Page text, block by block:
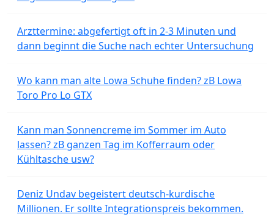
Arzttermine: abgefertigt oft in 2-3 Minuten und
dann beginnt die Suche nach echter Untersuchung
Wo kann man alte Lowa Schuhe finden? zB Lowa
Toro Pro Lo GTX
Kann man Sonnencreme im Sommer im Auto
lassen? zB ganzen Tag im Kofferraum oder
Kühltasche usw?
Deniz Undav begeistert deutsch-kurdische
Millionen. Er sollte Integrationspreis bekommen.